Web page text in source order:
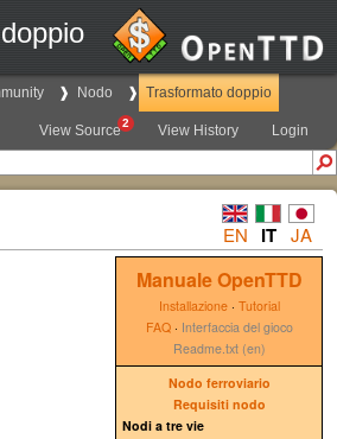
Nodo Trasformato doppio
View Source2 View History Login
EN IT JA
Manuale OpenTTD
Installazione· Tutorial
FAQ· Interfaccia del gioco
Readme.txt (en)
Nodo ferroviario
Requisiti nodo
Nodi a tre vie